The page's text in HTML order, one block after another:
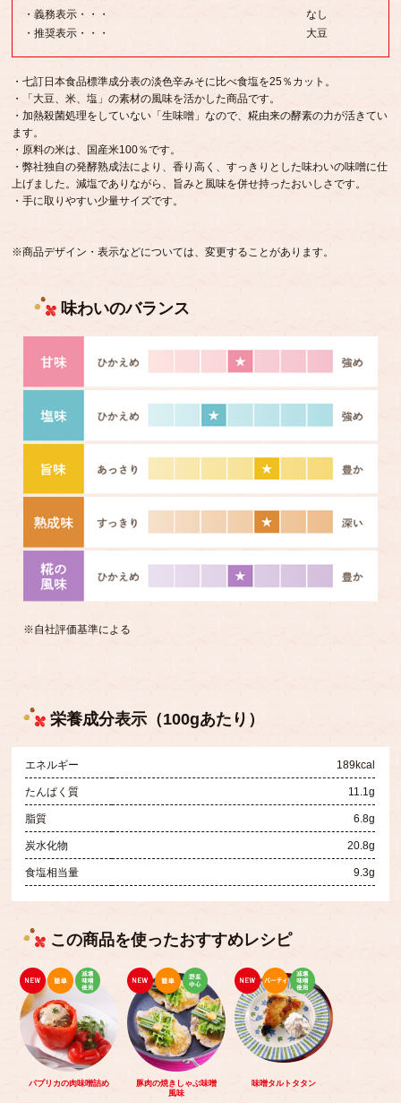
・義務表示・・・
なし
・推奨表示・・・
大豆
・七訂日本食品標準成分表の淡色辛みそに比べ食塩を25％カット。
・「大豆、米、塩」の素材の風味を活かした商品です。
・加熱殺菌処理をしていない「生味噌」なので、糀由来の酵素の力が活きてい
ます。
・原料の米は、国産米100％です。
・弊社独自の発酵熟成法により、香り高く、すっきりとした味わいの味噌に仕
上げました。減塩でありながら、旨みと風味を併せ持ったおいしさです。
・手に取りやすい少量サイズです。
※商品デザイン・表示などについては、変更することがあります。
味わいのバランス
※自社評価基準による
栄養成分表示（100gあたり）
エネルギー 189kcal
たんぱく質 11.1g
脂質 6.8g
炭水化物 20.8g
食塩相当量 9.3g
この商品を使ったおすすめレシピ
パプリカの肉味噌詰め
豚肉の焼きしゃぶ味噌
風味
味噌タルトタタン